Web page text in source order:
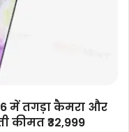
में तगड़ा कैमरा और
कीमत ₹32,999